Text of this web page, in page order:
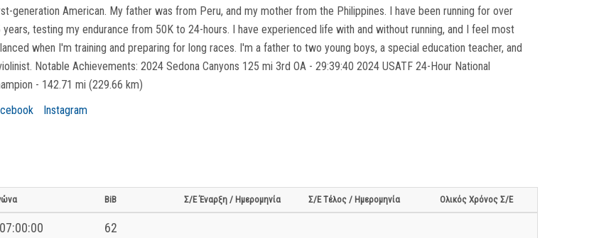
generation American. My father was from Peru, and my mother from the Philippines. I have been running for over
years, testing my endurance from 50K to 24-hours. I have experienced life with and without running, and I feel most
when I'm training and preparing for long races. I'm a father to two young boys, a special education teacher, and
Notable Achievements: 2024 Sedona Canyons 125 mi 3rd OA - 29:39:40 2024 USATF 24-Hour National
- 142.71 mi (229.66 km)
Instagram
BiB Σ/Ε Έναρξη / Ημερομηνία Σ/Ε Τέλος / Ημερομηνία Ολικός Χρόνος Σ/Ε
62